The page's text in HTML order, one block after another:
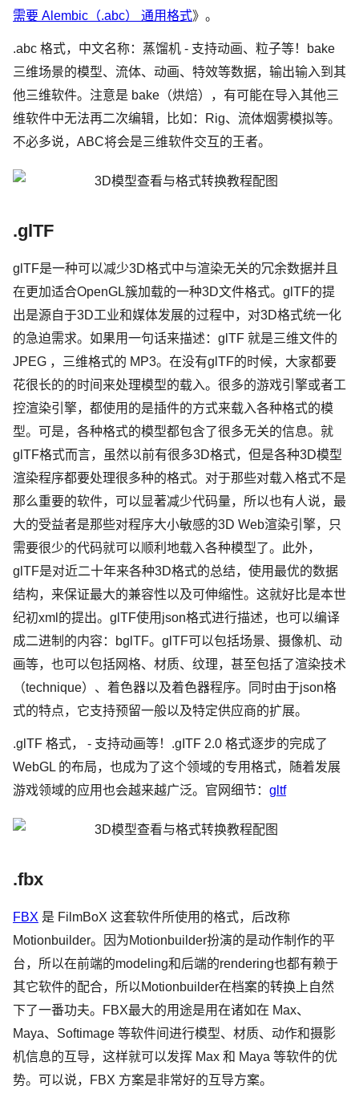
需要 Alembic（.abc） 通用格式》。
.abc 格式，中文名称：蒸馏机 - 支持动画、粒子等！bake
三维场景的模型、流体、动画、特效等数据，输出输入到其
他三维软件。注意是 bake（烘焙），有可能在导入其他三
维软件中无法再二次编辑，比如：Rig、流体烟雾模拟等。
不必多说，ABC将会是三维软件交互的王者。
.glTF
glTF是一种可以减少3D格式中与渲染无关的冗余数据并且
在更加适合OpenGL簇加载的一种3D文件格式。glTF的提
出是源自于3D工业和媒体发展的过程中，对3D格式统一化
的急迫需求。如果用一句话来描述：glTF 就是三维文件的
JPEG ，三维格式的 MP3。在没有glTF的时候，大家都要
花很长的的时间来处理模型的载入。很多的游戏引擎或者工
控渲染引擎，都使用的是插件的方式来载入各种格式的模
型。可是，各种格式的模型都包含了很多无关的信息。就
glTF格式而言，虽然以前有很多3D格式，但是各种3D模型
渲染程序都要处理很多种的格式。对于那些对载入格式不是
那么重要的软件，可以显著减少代码量，所以也有人说，最
大的受益者是那些对程序大小敏感的3D Web渲染引擎，只
需要很少的代码就可以顺利地载入各种模型了。此外，
glTF是对近二十年来各种3D格式的总结，使用最优的数据
结构，来保证最大的兼容性以及可伸缩性。这就好比是本世
纪初xml的提出。glTF使用json格式进行描述，也可以编译
成二进制的内容：bglTF。glTF可以包括场景、摄像机、动
画等，也可以包括网格、材质、纹理，甚至包括了渲染技术
（technique）、着色器以及着色器程序。同时由于json格
式的特点，它支持预留一般以及特定供应商的扩展。
.glTF 格式， - 支持动画等！.gITF 2.0 格式逐步的完成了
WebGL 的布局，也成为了这个领域的专用格式，随着发展
游戏领域的应用也会越来越广泛。官网细节： gltf
.fbx
FBX 是 FilmBoX 这套软件所使用的格式，后改称
Motionbuilder。因为Motionbuilder扮演的是动作制作的平
台，所以在前端的modeling和后端的rendering也都有赖于
其它软件的配合，所以Motionbuilder在档案的转换上自然
下了一番功夫。FBX最大的用途是用在诸如在 Max、
Maya、Softimage 等软件间进行模型、材质、动作和摄影
机信息的互导，这样就可以发挥 Max 和 Maya 等软件的优
势。可以说，FBX 方案是非常好的互导方案。